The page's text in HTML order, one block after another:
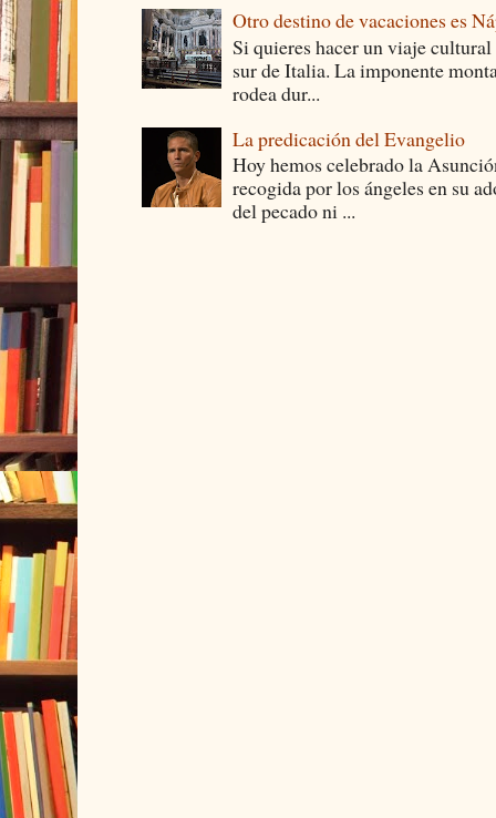
Otro destino de vacaciones es
Si quieres hacer un viaje
sur de Italia. La imponente
rodea dur...
La predicación del Evangelio
Hoy hemos celebrado la
recogida por los ángeles en su
del pecado ni ...